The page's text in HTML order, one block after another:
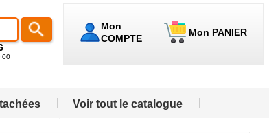
Mon
COMPTE
Mon PANIER
Voir tout le catalogue